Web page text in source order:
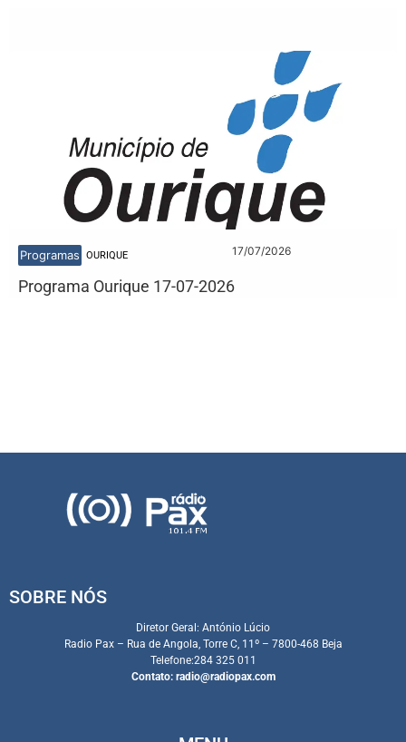
Programas OURIQUE 17/07/2026
Programa Ourique 17-07-2026
SOBRE NÓS
Diretor Geral: António Lúcio
Radio Pax – Rua de Angola, Torre C, 11º – 7800-468 Beja
Telefone:284 325 011
Contato: radio@radiopax.com